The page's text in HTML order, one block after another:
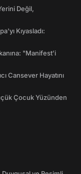
Değil,
Kıyasladı:
"Manifest’i
Cansever Hayatını
Çocuk Yüzünden